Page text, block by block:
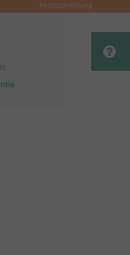
Rechtsprechung